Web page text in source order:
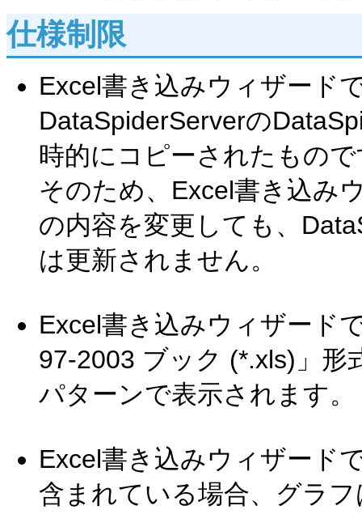
仕様制限
Excel書き込みウィザード
DataSpiderServerの
時的にコピーされたもの
そのため、Excel書き込み
の内容を変更しても、
は更新されません。
Excel書き込みウィザード
97-2003 ブック (*.xls)」形
パターンで表示されます。
Excel書き込みウィザード
含まれている場合、グラ